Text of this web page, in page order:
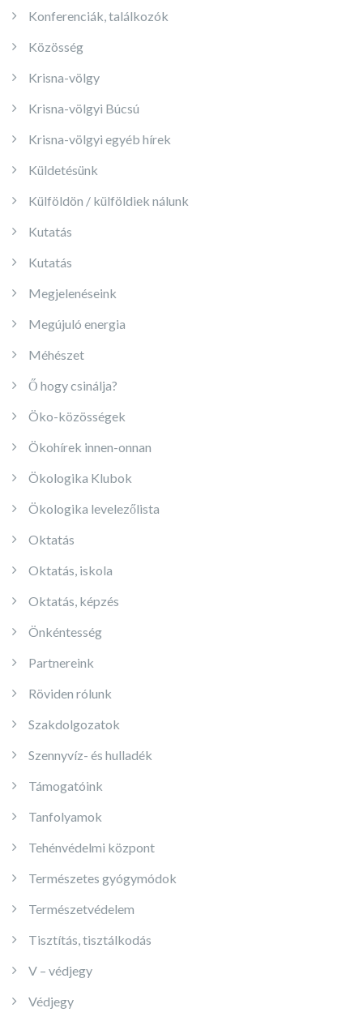
Konferenciák, találkozók
Közösség
Krisna-völgy
Krisna-völgyi Búcsú
Krisna-völgyi egyéb hírek
Küldetésünk
Külföldön / külföldiek nálunk
Kutatás
Kutatás
Megjelenéseink
Megújuló energia
Méhészet
Ő hogy csinálja?
Öko-közösségek
Ökohírek innen-onnan
Ökologika Klubok
Ökologika levelezőlista
Oktatás
Oktatás, iskola
Oktatás, képzés
Önkéntesség
Partnereink
Röviden rólunk
Szakdolgozatok
Szennyvíz- és hulladék
Támogatóink
Tanfolyamok
Tehénvédelmi központ
Természetes gyógymódok
Természetvédelem
Tisztítás, tisztálkodás
V – védjegy
Védjegy